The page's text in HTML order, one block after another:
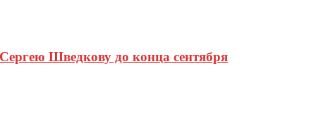
Шведкову до конца сентября